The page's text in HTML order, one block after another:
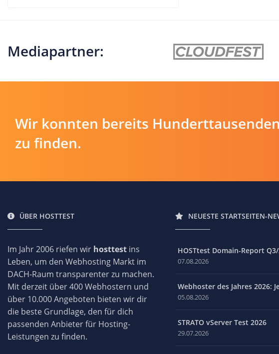
Mediapartner:
Wir konnten bereits
zu finden.
ÜBER HOSTTEST
Im Jahr 2006 riefen wir hosttest ins
Leben, um den Webhosting Markt im
DACH-Raum transparenter zu machen.
Mit derzeit über 400 Webhostern und
über 10.000 Angeboten bieten wir dir
die beste Grundlage, den für dich
passenden Anbieter für Hosting-
Leistungen zu finden.
NEUESTE STARTSEITEN-
HOSTtest Domain-Report
07.08.2026
Webhoster des Jahres 2026:
05.08.2026
STRATO vServer Test 2026
29.07.2026